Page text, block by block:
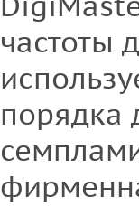
частоты
порядка